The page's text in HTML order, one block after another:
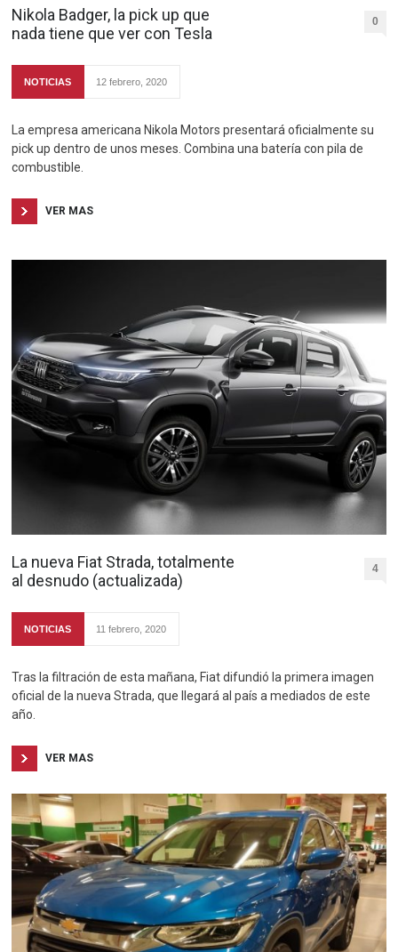
Nikola Badger, la pick up que
nada tiene que ver con Tesla
0
NOTICIAS 12 febrero, 2020
La empresa americana Nikola Motors presentará oficialmente su
pick up dentro de unos meses. Combina una batería con pila de
combustible.
VER MAS
La nueva Fiat Strada, totalmente
al desnudo (actualizada)
4
NOTICIAS 11 febrero, 2020
Tras la filtración de esta mañana, Fiat difundió la primera imagen
oficial de la nueva Strada, que llegará al país a mediados de este
año.
VER MAS